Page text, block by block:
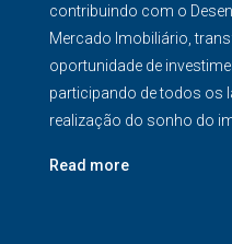
contribuindo com o
Mercado Imobiliário,
oportunidade de
participando de todos os
realização do sonho do
Read more